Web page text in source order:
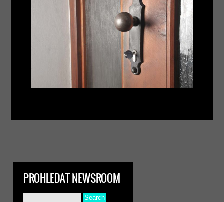
PROHLEDAT NEWSROOM